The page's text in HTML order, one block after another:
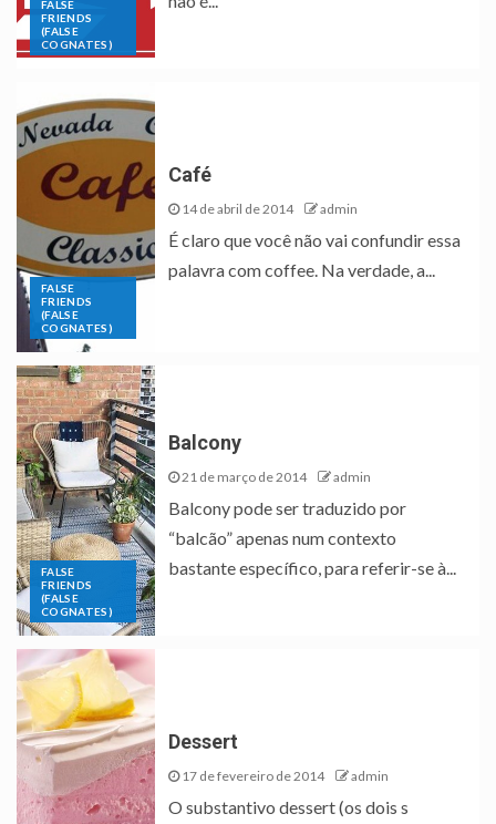
FALSE
FRIENDS
(FALSE
COGNATES)
FALSE
FRIENDS
(FALSE
COGNATES)
Café
14 de abril de 2014 admin
É claro que você não vai confundir essa
palavra com coffee. Na verdade, a...
FALSE
FRIENDS
(FALSE
COGNATES)
Balcony
21 de março de 2014 admin
Balcony pode ser traduzido por
“balcão” apenas num contexto
bastante específico, para referir-se à...
Dessert
17 de fevereiro de 2014 admin
O substantivo dessert (os dois s